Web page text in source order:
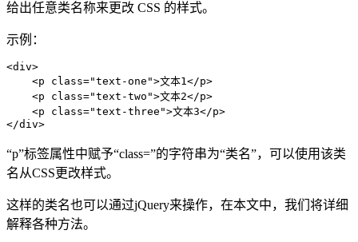
给出任意类名称来更改 CSS 的样式。
示例：
<div>
<p class="text-one">文本1</p>
<p class="text-two">文本2</p>
<p class="text-three">文本3</p>
</div>
“p”标签属性中赋予“class=”的字符串为“类名”，可以使用该类
名从CSS更改样式。
这样的类名也可以通过jQuery来操作，在本文中，我们将详细
解释各种方法。